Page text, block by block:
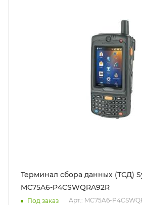
Терминал сбора данных (ТСД)
MC75A6-P4CSWQRA92R
Под заказ Арт.: MC75A6-